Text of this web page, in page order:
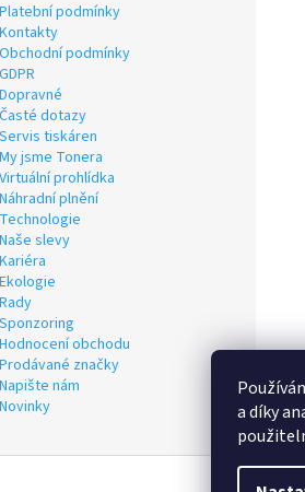
a díky
Platební podmínky
Kontakty
Obchodní podmínky
GDPR
Dopravné
Časté dotazy
Servis tiskáren
My jsme Tonera
Virtuální prohlídka
Náhradní plnění
Technologie
Naše slevy
Kariéra
Ekologie
Rady
Sponzoring
Hodnocení obchodu
Prodávané značky
Napište nám
Novinky